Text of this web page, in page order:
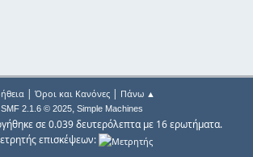
| Όροι και Κανόνες| Πάνω ▲
SMF 2.1.6 © 2025, Simple Machines
σε 0.039 δευτερόλεπτα με 16 ερωτήματα.
επισκέψεων: